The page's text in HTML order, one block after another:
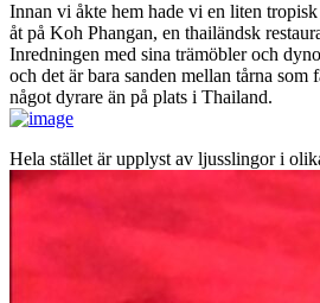
Innan vi åkte hem hade vi en liten
åt på Koh Phangan, en thailändsk
Inredningen med sina trämöbler och
och det är bara sanden mellan tårna som
något dyrare än på plats i Thailand.
Hela stället är upplyst av ljusslingor i